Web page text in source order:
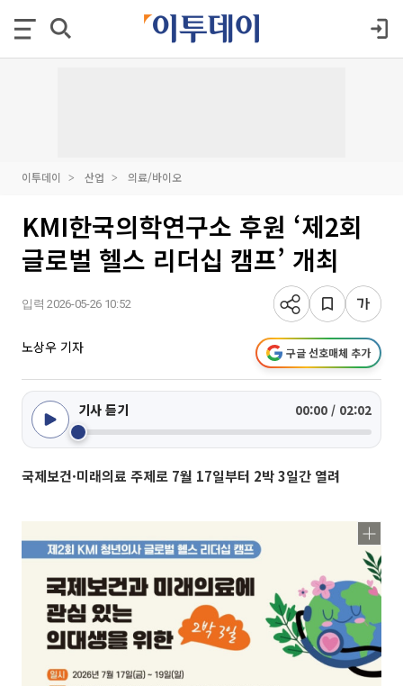
이투데이 산업 의료/바이오
KMI한국의학연구소 후원 ‘제2회
글로벌 헬스 리더십 캠프’ 개최
입력 2026-05-26 10:52
노상우 기자 구글 선호매체 추가
기사 듣기 00:00 / 02:02
국제보건·미래의료 주제로 7월 17일부터 2박 3일간 열려